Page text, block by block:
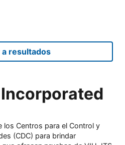
resultados
los Centros para el Control y
(CDC) para brindar